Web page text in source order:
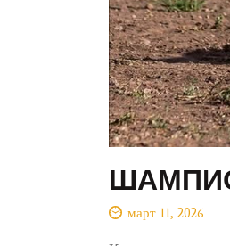
март 11, 2026